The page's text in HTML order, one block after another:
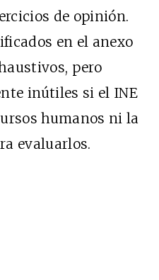
de opinión.
en el anexo
pero
inútiles si el INE
humanos ni la
evaluarlos.